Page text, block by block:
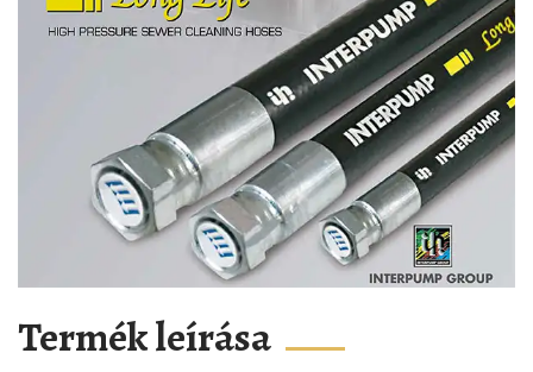
Termék leírása